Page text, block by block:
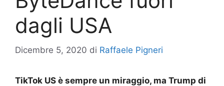
dagli USA
Dicembre 5, 2020 di Raffaele Pigneri
TikTok US è sempre un miraggio, ma Trump di